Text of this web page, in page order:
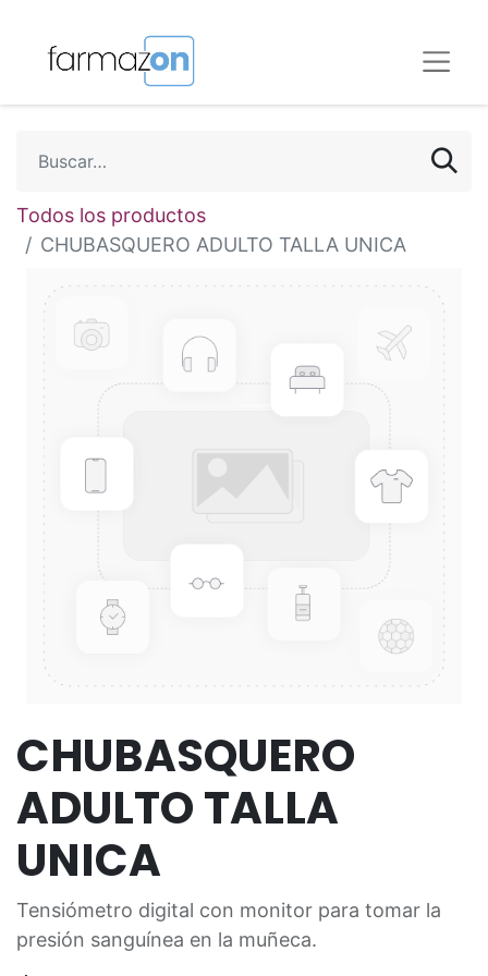
Todos los productos
CHUBASQUERO ADULTO TALLA UNICA
CHUBASQUERO
ADULTO TALLA
UNICA
Tensiómetro digital con monitor para tomar la
presión sanguínea en la muñeca.